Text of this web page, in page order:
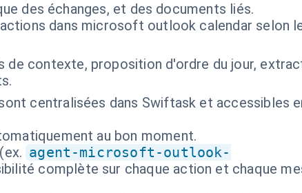
des échanges, et des documents liés.
dans microsoft outlook calendar selon
de contexte, proposition d'ordre du jour,
centralisées dans Swiftask et accessibles
au bon moment.
agent-microsoft-outlook-
complète sur chaque action et chaque